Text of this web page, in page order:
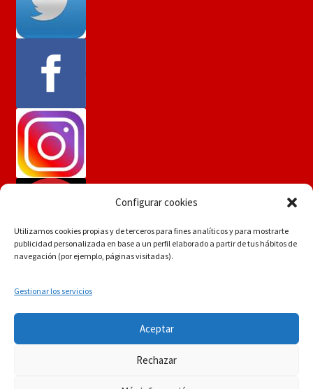
Configurar cookies
Utilizamos cookies propias y de terceros para fines analíticos y para mostrarte
publicidad personalizada en base a un perfil elaborado a partir de tus hábitos de
navegación (por ejemplo, páginas visitadas).
Gestionar los servicios
Aceptar
Rechazar
Si tiene dudas consúltenos a
info.martinflores@gmail.com , mensaje de whatsapp
644352942 o en el 954271687
POLÍTICA DE PRIVACIDAD
Construido con